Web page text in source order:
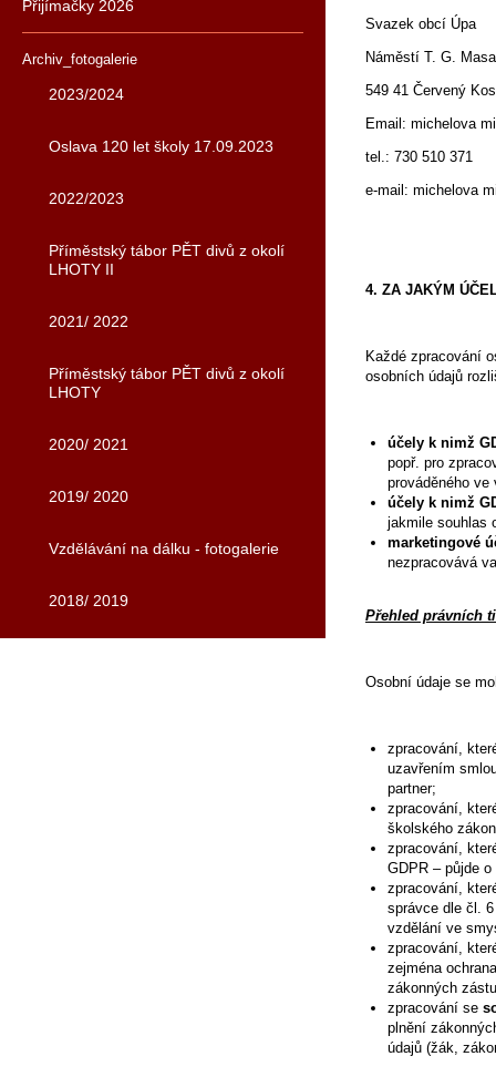
Přijímačky 2026
Archiv_fotogalerie
2023/2024
Oslava 120 let školy 17.09.2023
2022/2023
Příměstský tábor PĚT divů z okolí
LHOTY II
2021/ 2022
Příměstský tábor PĚT divů z okolí
LHOTY
2020/ 2021
2019/ 2020
Vzdělávání na dálku - fotogalerie
2018/ 2019
Svazek obcí Úpa
Náměstí T. G.
549 41 Červený
Email: michelova
tel.: 730 510 371
e-mail: michelova
4. ZA JAKÝM
Každé zpracování
osobních údajů
účely k nimž
popř. pro
prováděného
účely k nimž
jakmile souhlas
marketingové
nezpracovává
Přehled právních
Osobní údaje se
zpracování,
uzavřením
partner;
zpracování,
školského
zpracování,
GDPR – půjde
zpracování,
správce dle čl.
vzdělání ve
zpracování,
zejména
zákonných
zpracování se
plnění
údajů (žák,